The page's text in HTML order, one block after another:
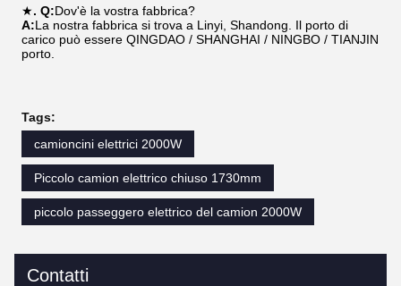
★. Q:Dov'è la vostra fabbrica?
A:La nostra fabbrica si trova a Linyi, Shandong. Il porto di
carico può essere QINGDAO / SHANGHAI / NINGBO / TIANJIN
porto.
Tags:
camioncini elettrici 2000W
Piccolo camion elettrico chiuso 1730mm
piccolo passeggero elettrico del camion 2000W
Contatti